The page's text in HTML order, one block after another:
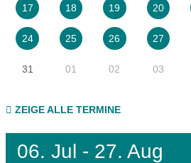
17 18 19 20
24 25 26 27
31 01 02 03
ZEIGE ALLE TERMINE
06. Jul - 27. Aug